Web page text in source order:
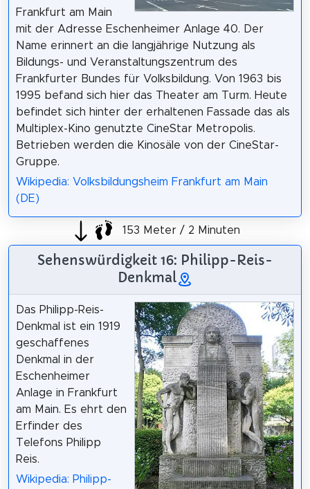
Frankfurt am Main
mit der Adresse Eschenheimer Anlage 40. Der
Name erinnert an die langjährige Nutzung als
Bildungs- und Veranstaltungszentrum des
Frankfurter Bundes für Volksbildung. Von 1963 bis
1995 befand sich hier das Theater am Turm. Heute
befindet sich hinter der erhaltenen Fassade das als
Multiplex-Kino genutzte CineStar Metropolis.
Betrieben werden die Kinosäle von der CineStar-
Gruppe.
Wikipedia: Volksbildungsheim Frankfurt am Main
(DE)
153 Meter / 2 Minuten
Sehenswürdigkeit 16: Philipp-Reis-
Denkmal
Das Philipp-Reis-
Denkmal ist ein 1919
geschaffenes
Denkmal in der
Eschenheimer
Anlage in Frankfurt
am Main. Es ehrt den
Erfinder des
Telefons Philipp
Reis.
Wikipedia: Philipp-